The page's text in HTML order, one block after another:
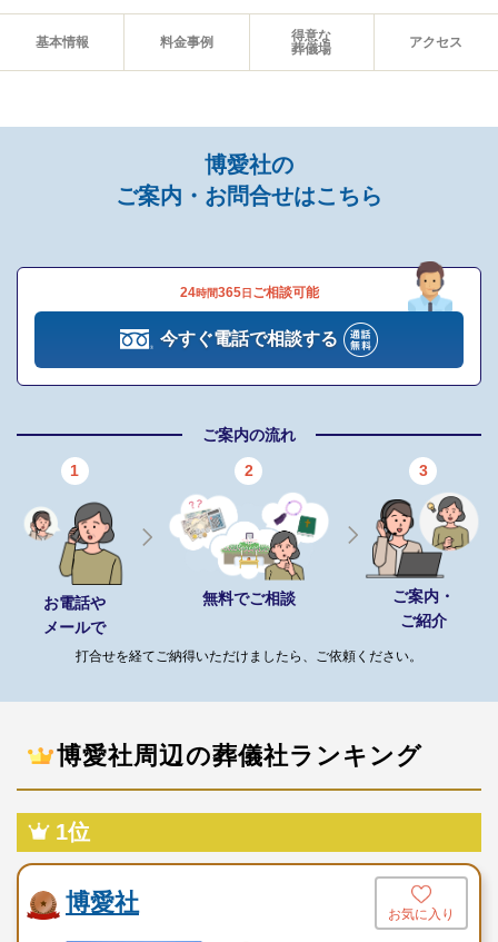
供花・供物
供花・供物はプランに含まれて
おりません
お料理はプランに含まれており
ません
送迎用のマイクロバスなどはプ
ランに含まれておりません
看板・テント
式場看板や受付用テントはプラ
ンに含まれておりません
詳細
生花祭壇
オリジナルの生花祭壇をご利用
いただけます
故人様らしい棺のご提案のた
め、様々な素材・柄の棺を用意
プロ司会
骨壺
の中からお選びいただけます
和食・洋食・ビュッフェ・フル
基本情報 料金事例
得意な
葬儀場
アクセス
博愛社の
ご案内・お問合せはこちら
24時間365日 ご相談可能
今すぐ電話で相談する
ご案内の流れ
1
お電話や
メールで
2
無料でご相談
3
ご案内・
ご紹介
打合せを経てご納得いただけましたら、ご依頼ください。
博愛社周辺の葬儀社ランキング
1位
博愛社 お気に入り